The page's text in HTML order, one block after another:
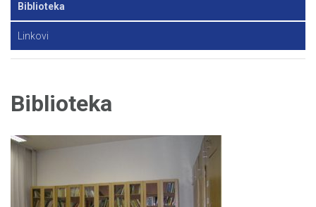
Biblioteka
Linkovi
Biblioteka